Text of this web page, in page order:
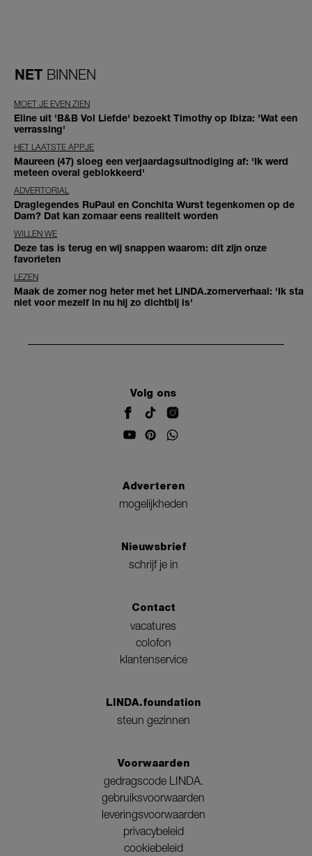
NET BINNEN
MOET JE EVEN ZIEN
Eline uit 'B&B Vol Liefde' bezoekt Timothy op Ibiza: 'Wat een
verrassing'
HET LAATSTE APPJE
Maureen (47) sloeg een verjaardagsuitnodiging af: 'Ik werd
meteen overal geblokkeerd'
ADVERTORIAL
Draglegendes RuPaul en Conchita Wurst tegenkomen op de
Dam? Dat kan zomaar eens realiteit worden
WILLEN WE
Deze tas is terug en wij snappen waarom: dít zijn onze
favorieten
LEZEN
Maak de zomer nog heter met het LINDA.zomerverhaal: 'Ik sta
niet voor mezelf in nu hij zo dichtbij is'
Volg ons
Adverteren
mogelijkheden
Nieuwsbrief
schrijf je in
Contact
vacatures
colofon
klantenservice
LINDA.foundation
steun gezinnen
Voorwaarden
gedragscode LINDA.
gebruiksvoorwaarden
leveringsvoorwaarden
privacybeleid
cookiebeleid